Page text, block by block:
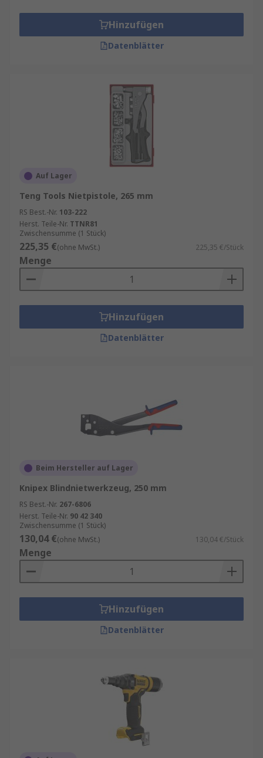
Hinzufügen
Datenblätter
Auf Lager
Teng Tools Nietpistole, 265 mm
RS Best.-Nr. 103-222
Herst. Teile-Nr. TTNR81
Zwischensumme (1 Stück)
225,35 €(ohne MwSt.) 225,35 €/Stück
Menge
Hinzufügen
Datenblätter
Beim Hersteller auf Lager
Knipex Blindnietwerkzeug, 250 mm
RS Best.-Nr. 267-6806
Herst. Teile-Nr. 90 42 340
Zwischensumme (1 Stück)
130,04 €(ohne MwSt.) 130,04 €/Stück
Menge
Hinzufügen
Datenblätter